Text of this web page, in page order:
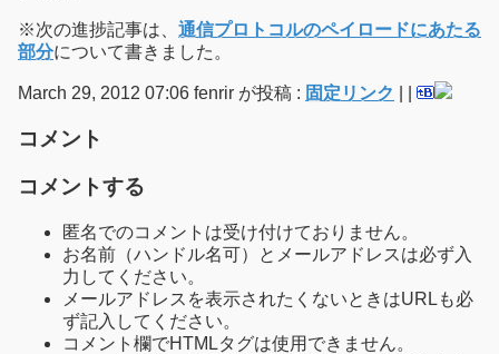
※次の進捗記事は、 通信プロトコルのペイロードにあたる
部分について書きました。
March 29, 2012 07:06 fenrir が投稿 : 固定リンク
コメント
コメントする
匿名でのコメントは受け付けておりません。
お名前（ハンドル名可）とメールアドレスは必ず入
力してください。
メールアドレスを表示されたくないときはURLも必
ず記入してください。
コメント欄でHTMLタグは使用できません。